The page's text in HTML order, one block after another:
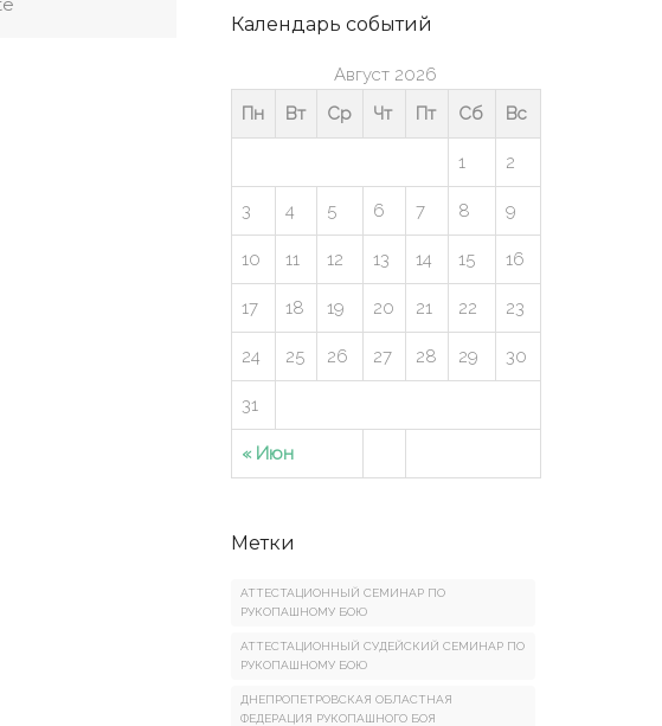
Календарь событий
Август 2026
Пн
Вт Ср Чт Пт Сб Вс
« Июн
1 2
3 4 5 6 7 8 9
10 11 12 13 14 15 16
17 18 19 20 21 22 23
24 25 26 27 28 29 30
31
Метки
АТТЕСТАЦИОННЫЙ СЕМИНАР ПО
РУКОПАШНОМУ БОЮ
АТТЕСТАЦИОННЫЙ СУДЕЙСКИЙ СЕМИНАР ПО
РУКОПАШНОМУ БОЮ
ДНЕПРОПЕТРОВСКАЯ ОБЛАСТНАЯ
ФЕДЕРАЦИЯ РУКОПАШНОГО БОЯ